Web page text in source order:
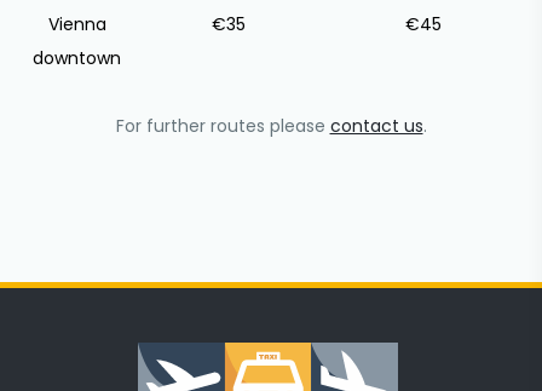
Vienna
downtown
€35 €45
For further routes please contact us.